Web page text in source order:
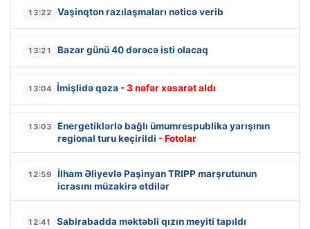
13:22 Vaşinqton razılaşmaları nəticə verib
13:21 Bazar günü 40 dərəcə isti olacaq
13:04 İmişlidə qəza - 3 nəfər xəsarət aldı
13:03
Energetiklərlə bağlı ümumrespublika yarışının
regional turu keçirildi - Fotolar
12:59
İlham Əliyevlə Paşinyan TRIPP marşrutunun
icrasını müzakirə etdilər
12:41 Sabirabadda məktəbli qızın meyiti tapıldı